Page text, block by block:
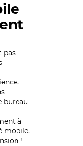
pas
bureau
à
mobile.
!